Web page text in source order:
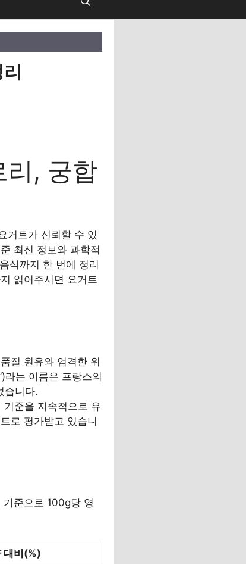
리, 궁합
거트가 신뢰할 수 있
최신 정보와 과학적
식까지 한 번에 정리
읽어주시면 요거트
질 원유와 엄격한 위
라는 이름은 프랑스의
습니다.
준을 지속적으로 유
로 평가받고 있습니
준으로 100g당 영
대비(%)